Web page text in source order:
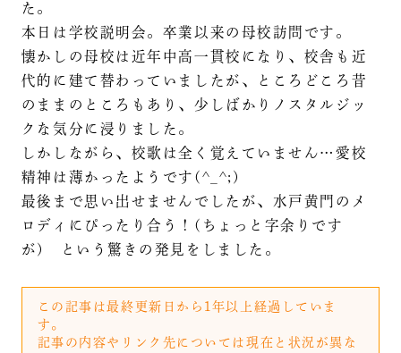
た。
本日は学校説明会。卒業以来の母校訪問です。
懐かしの母校は近年中高一貫校になり、校舎も近
代的に建て替わっていましたが、ところどころ昔
のままのところもあり、少しばかりノスタルジッ
クな気分に浸りました。
しかしながら、校歌は全く覚えていません…愛校
精神は薄かったようです(^_^;)
最後まで思い出せませんでしたが、水戸黄門のメ
ロディにぴったり合う！(ちょっと字余りです
が) という驚きの発見をしました。
この記事は最終更新日から1年以上経過していま
す。
記事の内容やリンク先については現在と状況が異な